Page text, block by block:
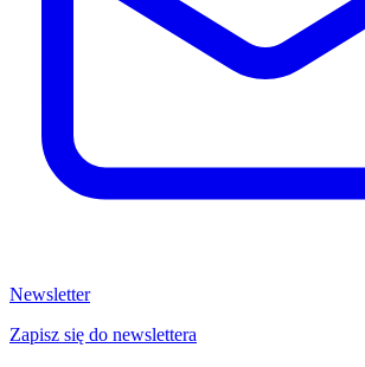
Newsletter
Zapisz się do newslettera